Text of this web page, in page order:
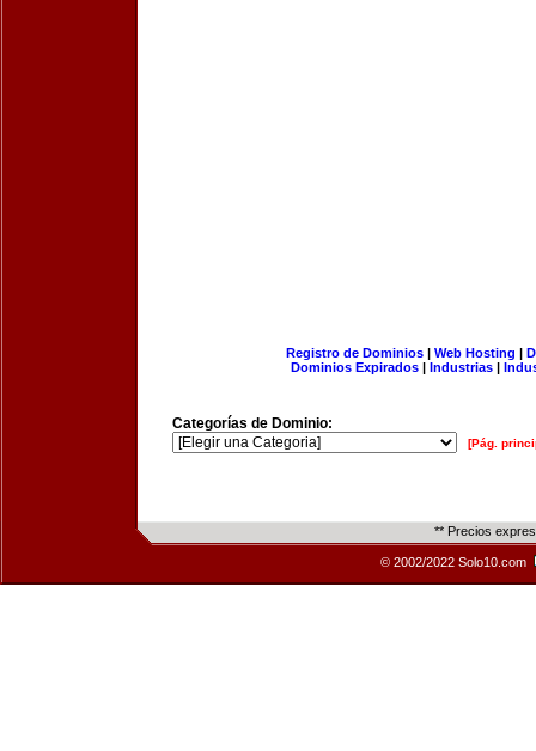
Registro de Dominios| Web Hosting |
Dominios Expirados | Industrias |
Categorías de Dominio:
[Pág.
** Precios
© 2002/2022 Solo10.com